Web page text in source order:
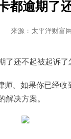
都逾期了
来源：太平洋财富网
了还不起被起诉了
师。如果你已经
解决方案。